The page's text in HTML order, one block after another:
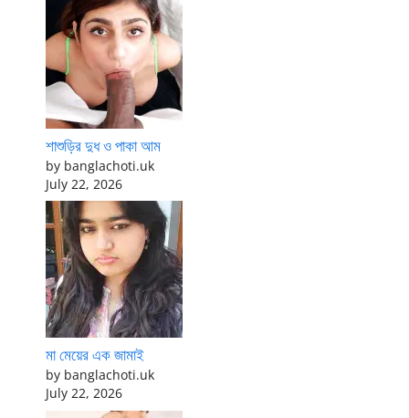
শাশুড়ির দুধ ও পাকা আম
by banglachoti.uk
July 22, 2026
মা মেয়ের এক জামাই
by banglachoti.uk
July 22, 2026